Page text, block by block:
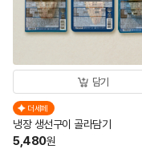
담기
더세페
냉장 생선구이 골라담기
5,480원